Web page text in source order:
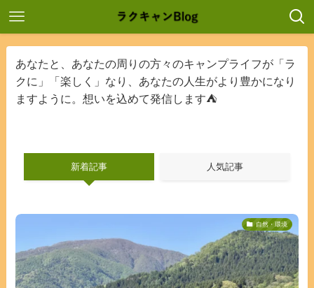
あなたと、あなたの周りの方々のキャンプライフが「ラ
クに」「楽しく」なり、あなたの人生がより豊かになり
ますように。想いを込めて発信します⛺
新着記事 人気記事
自然・環境